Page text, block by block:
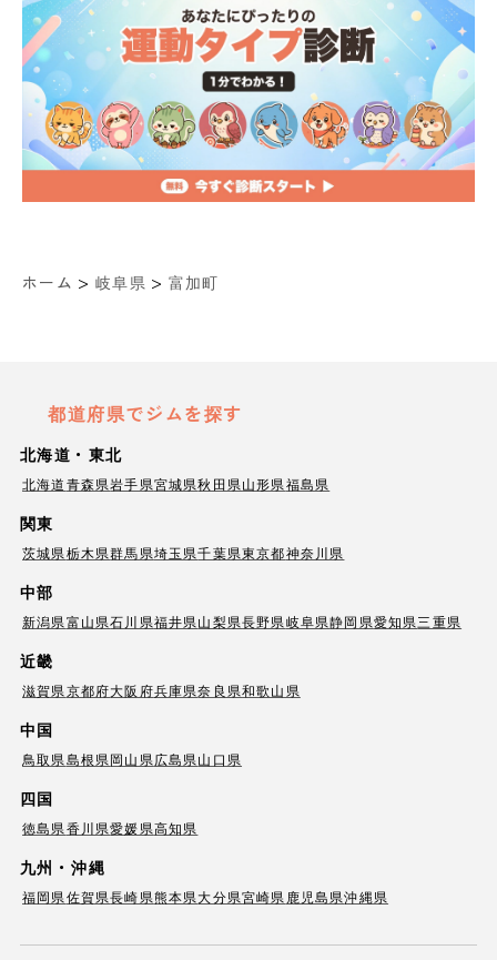
ホーム > 岐阜県 > 富加町
都道府県でジムを探す
北海道・東北
北海道青森県岩手県宮城県秋田県山形県福島県
関東
茨城県栃木県群馬県埼玉県千葉県東京都神奈川県
中部
新潟県富山県石川県福井県山梨県長野県岐阜県静岡県愛知県三重県
近畿
滋賀県京都府大阪府兵庫県奈良県和歌山県
中国
鳥取県島根県岡山県広島県山口県
四国
徳島県香川県愛媛県高知県
九州・沖縄
福岡県佐賀県長崎県熊本県大分県宮崎県 鹿児島県沖縄県